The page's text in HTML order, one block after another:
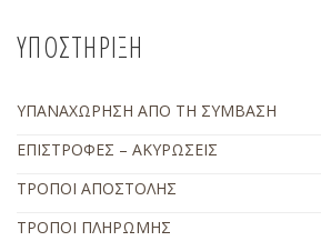
ΥΠΟΣΤΗΡΙΞΗ
ΥΠΑΝΑΧΩΡΗΣΗ ΑΠΟ ΤΗ ΣΥΜΒΑΣΗ
ΕΠΙΣΤΡΟΦΕΣ – ΑΚΥΡΩΣΕΙΣ
ΤΡΟΠΟΙ ΑΠΟΣΤΟΛΗΣ
ΤΡΟΠΟΙ ΠΛΗΡΩΜΗΣ